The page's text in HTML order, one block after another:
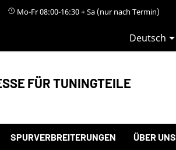
Mo-Fr 08:00-16:30 + Sa (nur nach Termin)
Deutsch
FÜR TUNINGTEILE
SPURVERBREITERUNGEN ÜBER UNS